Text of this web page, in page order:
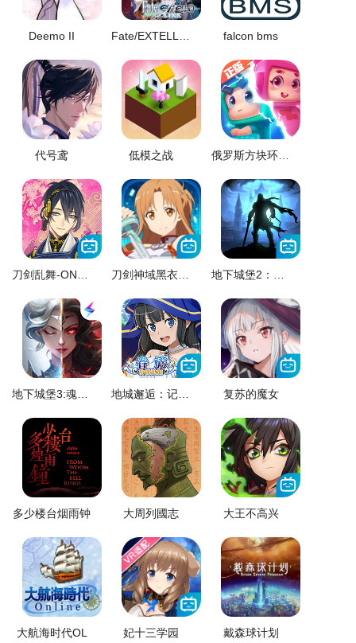
Deemo II Fate/EXTELLA LINK falcon bms
代号鸢 低模之战 俄罗斯方块环游记
刀剑乱舞-ONLINE- 刀剑神域黑衣剑士王牌 地下城堡2：黑暗觉醒
地下城堡3:魂之诗 地城邂逅：记忆憧憬 复苏的魔女
多少楼台烟雨钟 大周列國志 大王不高兴
大航海时代OL 妃十三学园 戴森球计划